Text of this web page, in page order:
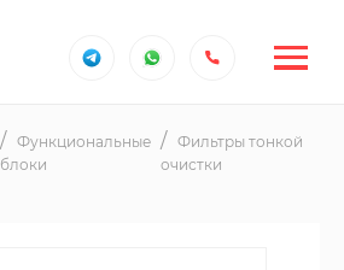
Функциональные
блоки
Фильтры тонкой
очистки